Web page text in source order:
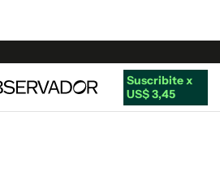
Suscribite x
US$ 3,45